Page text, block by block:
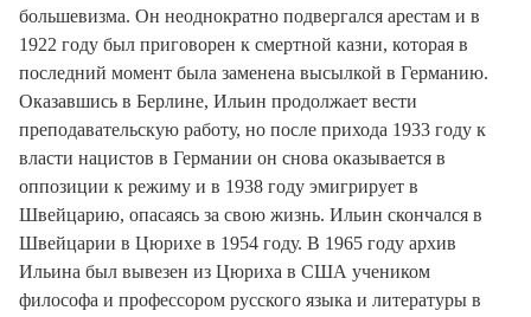
большевизма. Он неоднократно подвергался арестам и в
1922 году был приговорен к смертной казни, которая в
последний момент была заменена высылкой в Германию.
Оказавшись в Берлине, Ильин продолжает вести
преподавательскую работу, но после прихода 1933 году к
власти нацистов в Германии он снова оказывается в
оппозиции к режиму и в 1938 году эмигрирует в
Швейцарию, опасаясь за свою жизнь. Ильин скончался в
Швейцарии в Цюрихе в 1954 году. В 1965 году архив
Ильина был вывезен из Цюриха в США учеником
философа и профессором русского языка и литературы в